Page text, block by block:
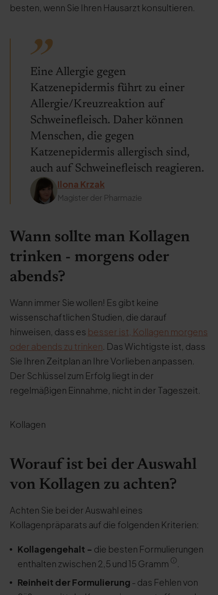
besten, wenn Sie Ihren Hausarzt konsultieren.
Eine Allergie gegen
Katzenepidermis führt zu einer
Allergie/Kreuzreaktion auf
Schweinefleisch. Daher können
Menschen, die gegen
Katzenepidermis allergisch sind,
auch auf Schweinefleisch reagieren.
Ilona Krzak
Magister der Pharmazie
Wann sollte man Kollagen
trinken - morgens oder
abends?
Wann immer Sie wollen! Es gibt keine
wissenschaftlichen Studien, die darauf
hinweisen, dass es besser ist, Kollagen morgens
oder abends zu trinken. Das Wichtigste ist, dass
Sie Ihren Zeitplan an Ihre Vorlieben anpassen.
Der Schlüssel zum Erfolg liegt in der
regelmäßigen Einnahme, nicht in der Tageszeit.
Kollagen
Worauf ist bei der Auswahl
von Kollagen zu achten?
Achten Sie bei der Auswahl eines
Kollagenpräparats auf die folgenden Kriterien:
Kollagengehalt - die besten Formulierungen
enthalten zwischen 2,5 und 15 Gramm
.
Reinheit der Formulierung - das Fehlen von